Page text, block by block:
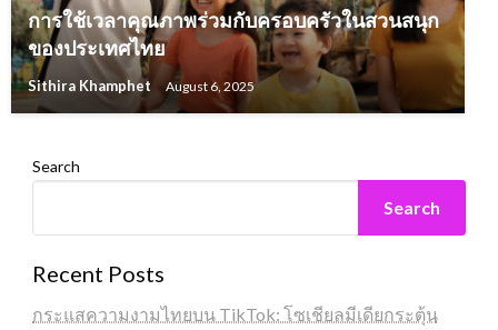
การใช้เวลาคุณภาพร่วมกับครอบครัวในสวนสนุก
ของประเทศไทย
Sithira Khamphet August 6, 2025
Search
Search
Recent Posts
กระแสความงามไทยบน TikTok: โซเชียลมีเดียกระตุ้น